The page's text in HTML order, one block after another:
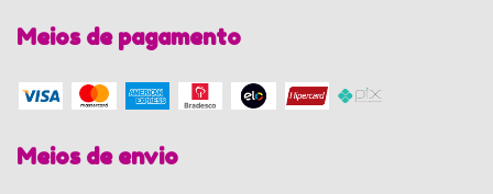
Meios de pagamento
Meios de envio